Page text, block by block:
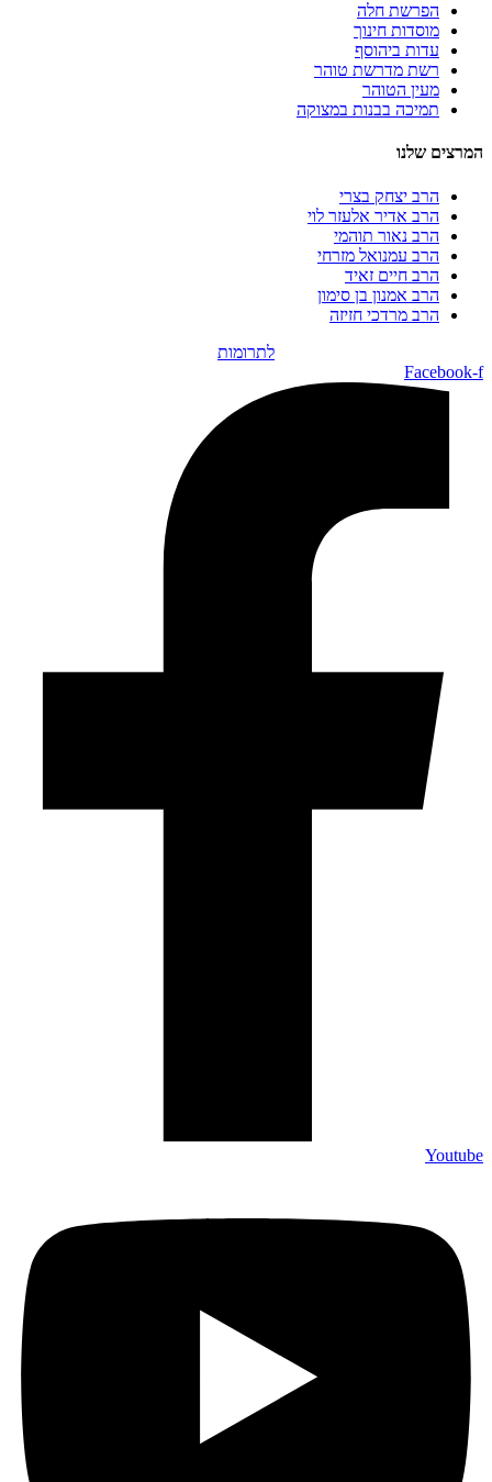
הפרשת חלה
מוסדות חינוך
עדות ביהוסף
רשת מדרשת טוהר
מעין הטוהר
תמיכה בבנות במצוקה
המרצים שלנו
הרב יצחק בצרי
הרב אדיר אלעזר לוי
הרב נאור תוהמי
הרב עמנואל מזרחי
הרב חיים זאיד
הרב אמנון בן סימון
הרב מרדכי חזיזה
לתרומות
Facebook-f
Youtube